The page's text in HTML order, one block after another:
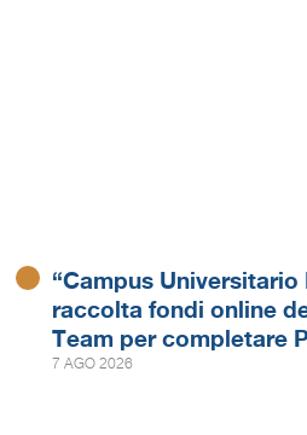
“Campus Universitario
raccolta fondi online
Team per completare
7 AGO 2026